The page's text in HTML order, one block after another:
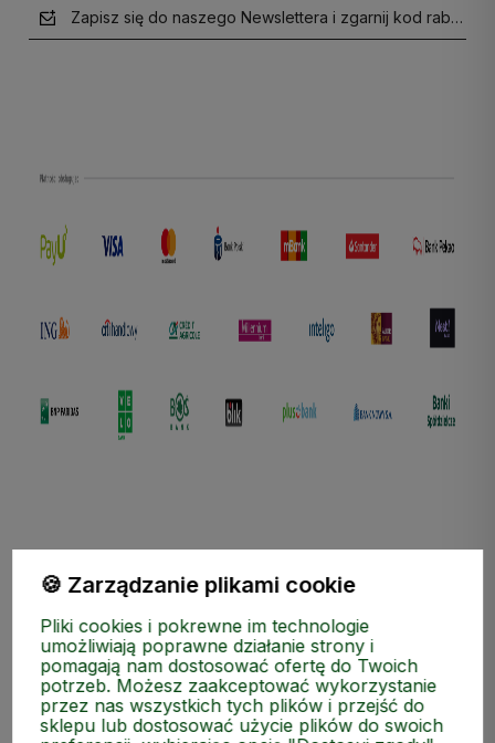
Zapisz się do naszego Newslettera i zgarnij kod
ZAKUPY
MEDIA SPOŁECZNOŚCIOWE
MOJE KONTO
🍪 Zarządzanie plikami cookie
Pliki cookies i pokrewne im technologie
umożliwiają poprawne działanie strony i
pomagają nam dostosować ofertę do Twoich
potrzeb. Możesz zaakceptować wykorzystanie
przez nas wszystkich tych plików i przejść do
sklepu lub dostosować użycie plików do swoich